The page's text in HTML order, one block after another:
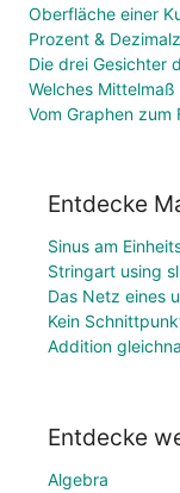
Oberfläche einer
Prozent &
Welches
Vom Graphen zum
Entdecke
Sinus am
Stringart using
Das Netz eines
Kein
Addition
Entdecke
Algebra